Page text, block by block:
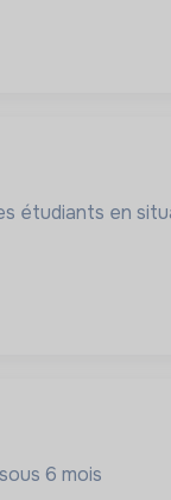
étudiants en
6 mois